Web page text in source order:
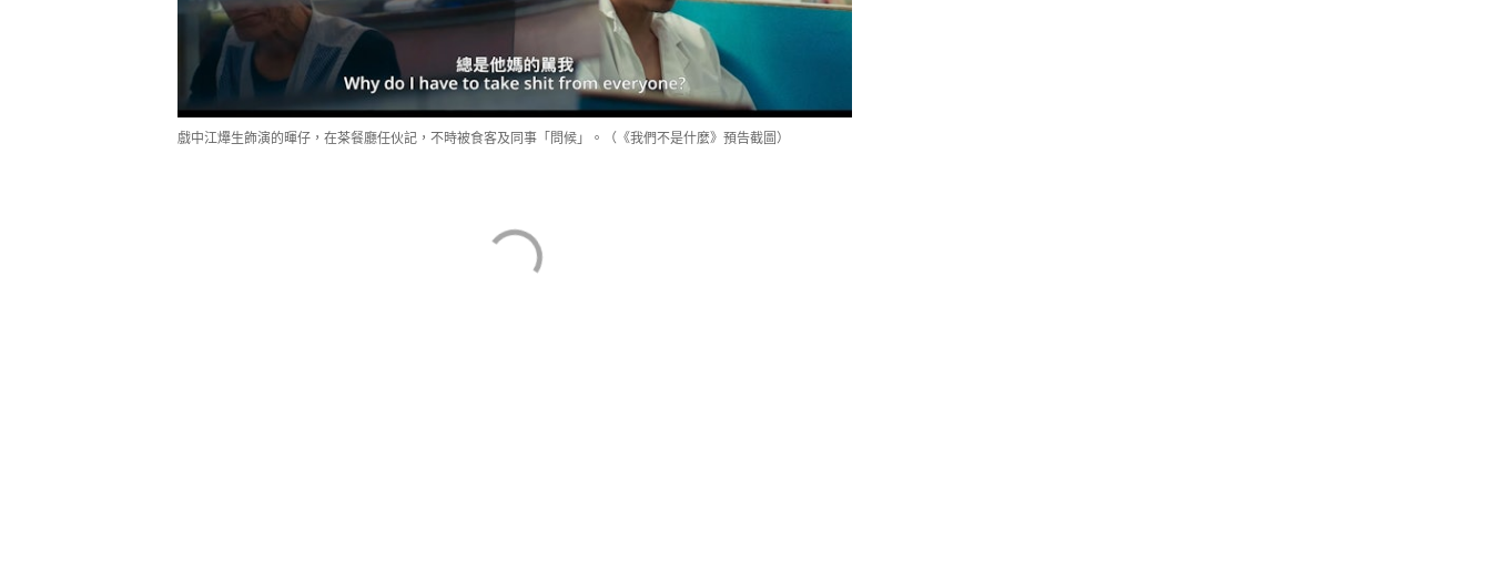
戲中江𤒹生飾演的暉仔，在茶餐廳任伙記，不時被食客及同事「問候」。（《我們不是什麼》預告截圖）